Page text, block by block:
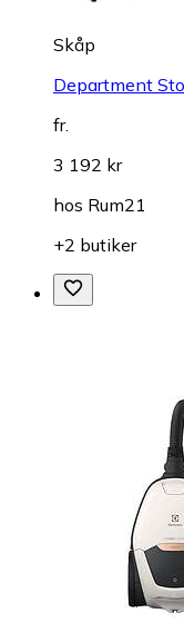
Skåp
Department
fr.
3 192 kr
hos Rum21
+2 butiker